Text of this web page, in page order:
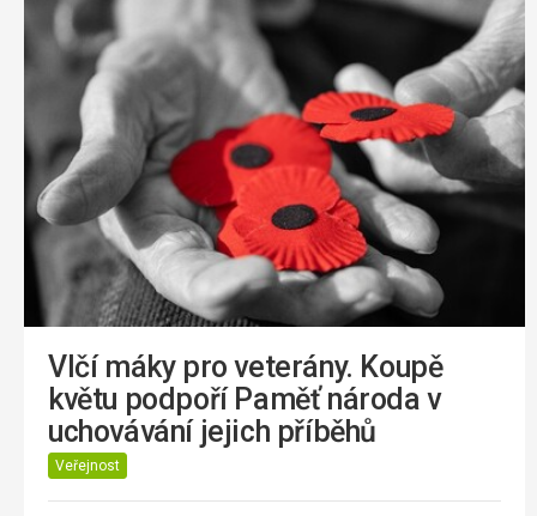
Vlčí máky pro veterány. Koupě
květu podpoří Paměť národa v
uchovávání jejich příběhů
Veřejnost